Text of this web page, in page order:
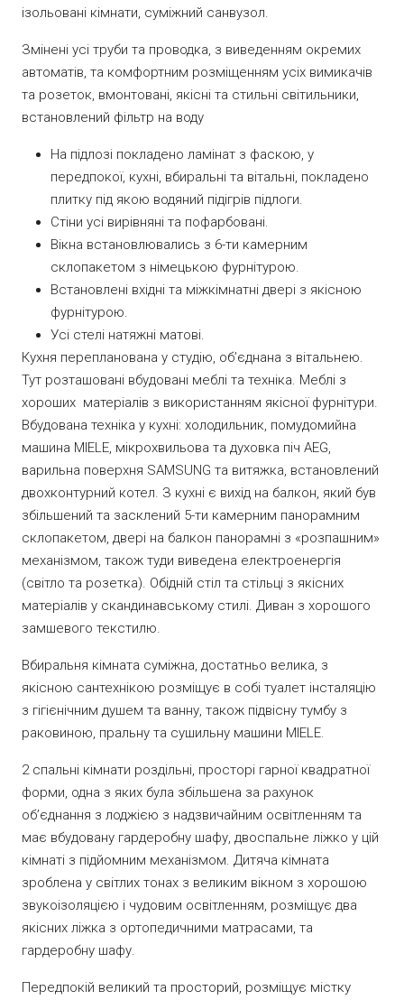
ізольовані кімнати, суміжний санвузол.
Змінені усі труби та проводка, з виведенням окремих
автоматів, та комфортним розміщенням усіх вимикачів
та розеток, вмонтовані, якісні та стильні світильники,
встановлений фільтр на воду
На підлозі покладено ламінат з фаскою, у
передпокої, кухні, вбиральні та вітальні, покладено
плитку під якою водяний підігрів підлоги.
Стіни усі вирівняні та пофарбовані.
Вікна встановлювались з 6-ти камерним
склопакетом з німецькою фурнітурою.
Встановлені вхідні та міжкімнатні двері з якісною
фурнітурою.
Усі стелі натяжні матові.
Кухня перепланована у студію, обʼєднана з вітальнею.
Тут розташовані вбудовані меблі та техніка. Меблі з
хороших матеріалів з використанням якісної фурнітури.
Вбудована техніка у кухні: холодильник, помудомийна
машина MIELE, мікрохвильова та духовка піч AEG,
варильна поверхня SAMSUNG та витяжка, встановлений
двохконтурний котел. З кухні є вихід на балкон, який був
збільшений та засклений 5-ти камерним панорамним
склопакетом, двері на балкон панорамні з «розпашним»
механізмом, також туди виведена електроенергія
(світло та розетка). Обідній стіл та стільці з якісних
матеріалів у скандинавському стилі. Диван з хорошого
замшевого текстилю.
Вбиральня кімната суміжна, достатньо велика, з
якісною сантехнікою розміщує в собі туалет інсталяцію
з гігієнічним душем та ванну, також підвісну тумбу з
раковиною, пральну та сушильну машини MIELE.
2 спальні кімнати роздільні, просторі гарної квадратної
форми, одна з яких була збільшена за рахунок
обʼєднання з лоджією з надзвичайним освітленням та
має вбудовану гардеробну шафу, двоспальне ліжко у цій
кімнаті з підйомним механізмом. Дитяча кімната
зроблена у світлих тонах з великим вікном з хорошою
звукоізоляцією і чудовим освітленням, розміщує два
якісних ліжка з ортопедичними матрасами, та
гардеробну шафу.
Передпокій великий та просторий, розміщує містку